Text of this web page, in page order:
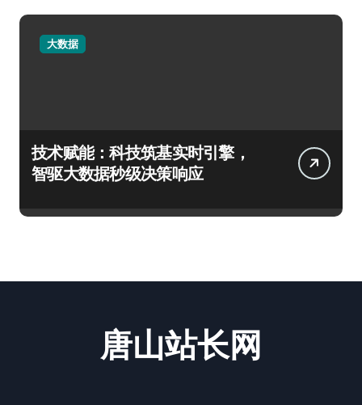
大数据
技术赋能：科技筑基实时引擎，
智驱大数据秒级决策响应
唐山站长网